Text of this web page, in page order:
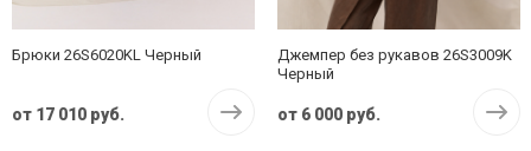
Брюки 26S6020KL Черный
от 17 010 руб.
Джемпер без рукавов 26S3009K
Черный
от 6 000 руб.